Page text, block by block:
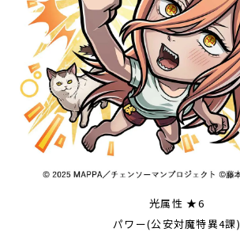
光属性 ★6
パワー(公安対魔特異4課)